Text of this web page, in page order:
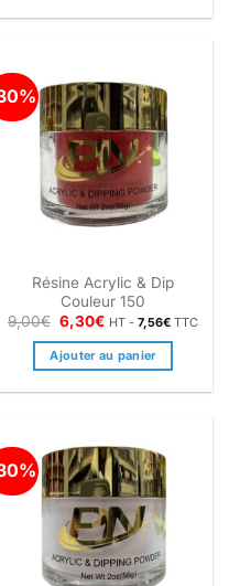
Résine Acrylic & Dip
Couleur 150
9,00€ Le
prix
initial
était :
6,30€Le
actuel
est :
HT -7,56€ TTC
Ajouter au panier